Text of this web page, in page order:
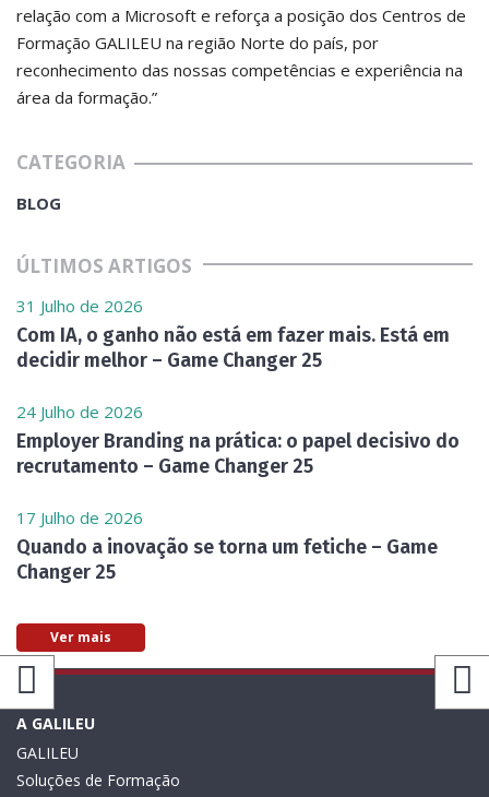
relação com a Microsoft e reforça a posição dos Centros de
Formação GALILEU na região Norte do país, por
reconhecimento das nossas competências e experiência na
área da formação.”
CATEGORIA
BLOG
ÚLTIMOS ARTIGOS
31 Julho de 2026
Com IA, o ganho não está em fazer mais. Está em
decidir melhor – Game Changer 25
24 Julho de 2026
Employer Branding na prática: o papel decisivo do
recrutamento – Game Changer 25
17 Julho de 2026
Quando a inovação se torna um fetiche – Game
Changer 25
Ver mais
A GALILEU
GALILEU
Soluções de Formação